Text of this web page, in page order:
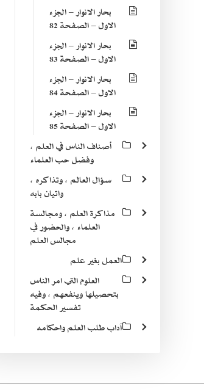
بحار الانوار – الجزء
الاول – الصفحة 82
بحار الانوار – الجزء
الاول – الصفحة 83
بحار الانوار – الجزء
الاول – الصفحة 84
بحار الانوار – الجزء
الاول – الصفحة 85
أصناف الناس في العلم ،
وفضل حب العلماء
سؤال العالم ، وتذاكره ،
واتيان بابه
مذاكرة العلم ، ومجالسة
العلماء ، والحضور في
مجالس العلم
العمل بغير علم
العلوم التي امر الناس
بتحصيلها وينفعهم ، وفيه
تفسير الحكمة
آداب طلب العلم واحكامه